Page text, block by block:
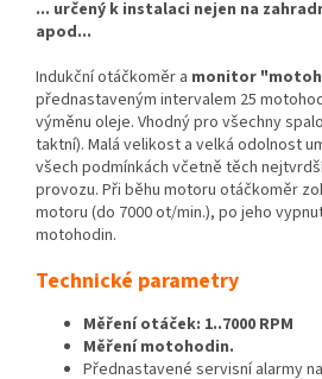
... určený k instalaci nejen na
apod...
Indukční otáčkoměr a monitor
přednastaveným intervalem 25
výměnu oleje. Vhodný pro všechny
taktní). Malá velikost a velká odolnost
všech podmínkách včetně těch
provozu. Při běhu motoru otáčkoměr
motoru (do 7000 ot/min.), po jeho
motohodin.
Technické parametry
Měření otáček: 1..7000 RPM
Měření motohodin.
Přednastavené servisní alarmy